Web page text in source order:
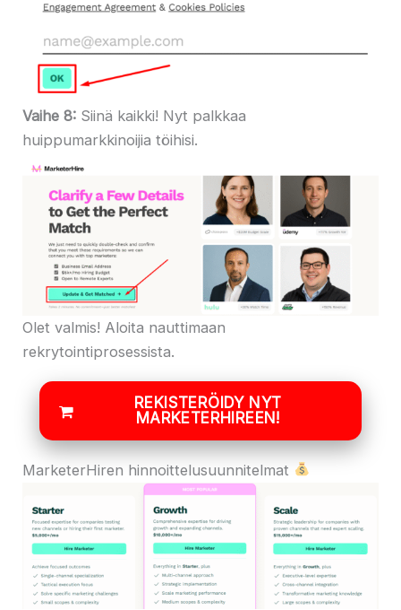
Vaihe 8: Siinä kaikki! Nyt palkkaa
huippumarkkinoijia töihisi.
Olet valmis! Aloita nauttimaan
rekrytointiprosessista.
REKISTERÖIDY NYT
MARKETERHIREEN!
MarketerHiren hinnoittelusuunnitelmat